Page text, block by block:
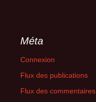
Méta
Connexion
Flux des publications
Flux des commentaires